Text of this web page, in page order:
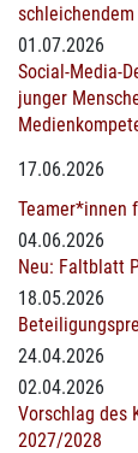
01.07.2026
Social-Media-
junger
17.06.2026
Teamer*innen
04.06.2026
Neu: Faltblatt
18.05.2026
24.04.2026
02.04.2026
Vorschlag des
2027/2028